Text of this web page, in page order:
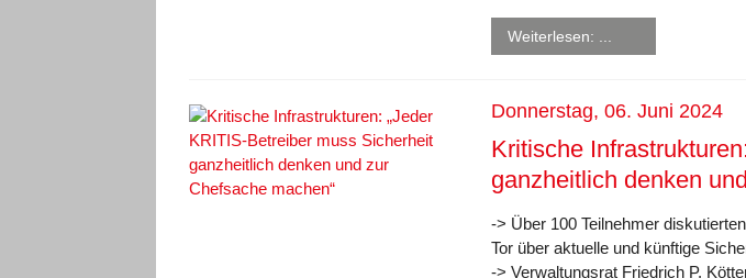
Weiterlesen: ...
Donnerstag, 06. Juni 2024
Kritische
ganzheitlich denken
-> Über 100 Teilnehmer
Tor über aktuelle und künftige
-> Verwaltungsrat Friedrich P.